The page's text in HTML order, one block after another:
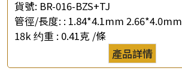
貨號: BR-016-BZS+TJ
管徑/長度: : 1.84*4.1mm 2.66*4.0mm
18k 约重 : 0.41克 /條
產品詳情